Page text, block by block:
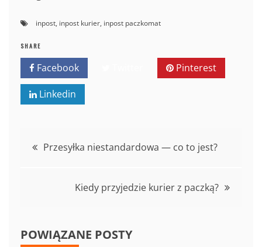
inpost, inpost kurier, inpost paczkomat
SHARE
Facebook Pinterest
Linkedin
Nawigacja
Przesyłka niestandardowa — co to jest?
Kiedy przyjedzie kurier z paczką?
POWIĄZANE POSTY